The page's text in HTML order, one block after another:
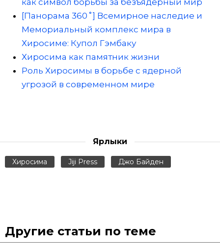
как символ борьбы за безъядерный мир
[Панорама 360˚] Всемирное наследие и
Мемориальный комплекс мира в
Хиросиме: Купол Гэмбаку
Хиросима как памятник жизни
Роль Хиросимы в борьбе с ядерной
угрозой в современном мире
Ярлыки
Хиросима Jiji Press Джо Байден
Другие статьи по теме